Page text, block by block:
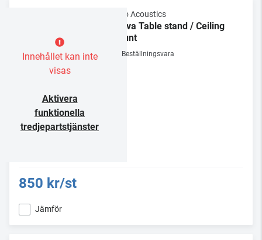
Innehållet kan inte
visas
Aktivera
funktionella
tredjepartstjänster
Gallo Acoustics
A’Diva Table stand / Ceiling
mount
Beställningsvara
850 kr/st
Jämför